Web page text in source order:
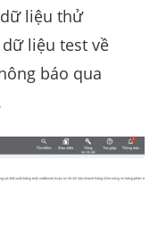
dữ liệu thử
liệu test về
báo qua